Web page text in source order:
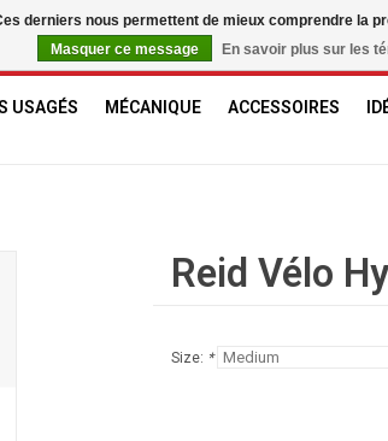
USAGÉS MÉCANIQUE ACCESSOIRES
Reid Vélo
Size: *
derniers nous permettent de mieux comprendre la
Masquer ce message
En savoir plus sur les